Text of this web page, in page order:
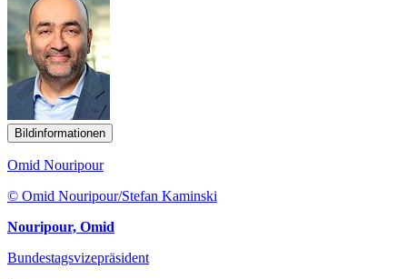
Bildinformationen
Omid Nouripour
© Omid Nouripour/Stefan Kaminski
Nouripour, Omid
Bundestagsvizepräsident